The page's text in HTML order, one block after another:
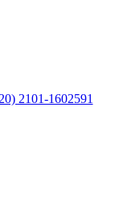
2101-1602591